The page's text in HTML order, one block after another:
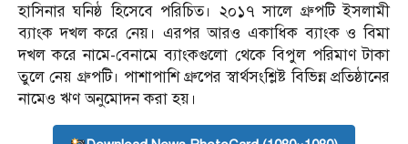
হাসিনার ঘনিষ্ঠ হিসেবে পরিচিত। ২০১৭ সালে গ্রুপটি ইসলামী
ব্যাংক দখল করে নেয়। এরপর আরও একাধিক ব্যাংক ও বিমা
দখল করে নামে-বেনামে ব্যাংকগুলো থেকে বিপুল পরিমাণ টাকা
তুলে নেয় গ্রুপটি। পাশাপাশি গ্রুপের স্বার্থসংশ্লিষ্ট বিভিন্ন প্রতিষ্ঠানের
নামেও ঋণ অনুমোদন করা হয়।